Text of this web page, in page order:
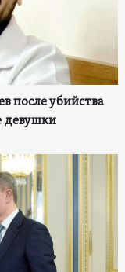
после убийства
девушки